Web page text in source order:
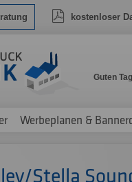
kostenloser
Guten Tag
Werbeplanen &
Stella